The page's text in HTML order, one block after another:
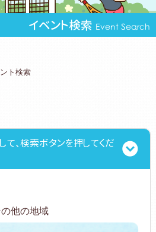
イベント検索 Event Search
ト検索
、検索ボタンを押してくだ
の他の地域